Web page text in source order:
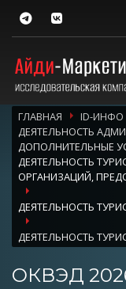
ГЛАВНАЯ ID-ИНФО
ДЕЯТЕЛЬНОСТЬ
ДОПОЛНИТЕЛЬНЫЕ
ДЕЯТЕЛЬНОСТЬ
ОРГАНИЗАЦИЙ,
ДЕЯТЕЛЬНОСТЬ
ДЕЯТЕЛЬНОСТЬ
ОКВЭД